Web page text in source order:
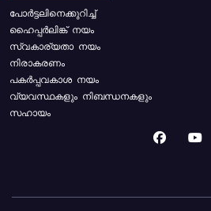
പോര്‍ട്ടലിനെക്കുറിച്ച്
ഹൈപ്പർലിങ്ക് നയം
സ്വകാര്യതാ നയം
നിരാകരണം
പകർപ്പവകാശ നയം
വ്യവസ്ഥകളും നിബന്ധനകളും
സഹായം